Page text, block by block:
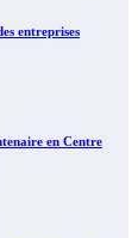
entreprises
en Centre